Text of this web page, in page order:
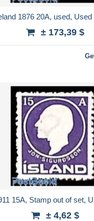
1876 20A, used, Used
± 173,39 $
15A, Stamp out of set,
± 4,62 $